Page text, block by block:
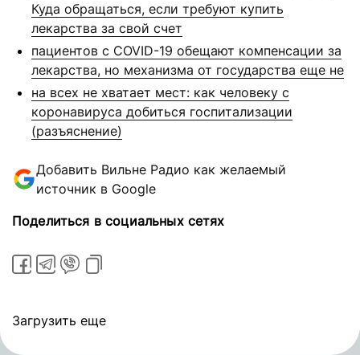
Куда обращаться, если требуют купить
лекарства за свой счет
пациентов с COVID-19 обещают компенсации за
лекарства, но механизма от государства еще не
на всех не хватает мест: как человеку с
коронавируса добиться госпитализации
(разъяснение)
Добавить Вильне Радио как желаемый
источник в Google
Поделиться в социальных сетях
Загрузить еще